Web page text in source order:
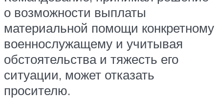
о возможности выплаты
материальной помощи конкретному
военнослужащему и учитывая
обстоятельства и тяжесть его
ситуации, может отказать
просителю.